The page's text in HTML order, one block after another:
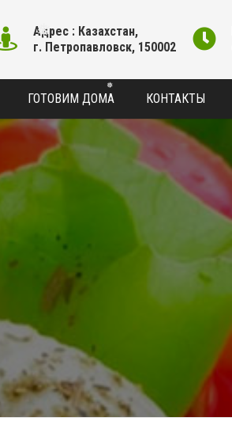
Адрес : Казахстан,
г. Петропавловск, 150002
ГОТОВИМ ДОМА КОНТАКТЫ